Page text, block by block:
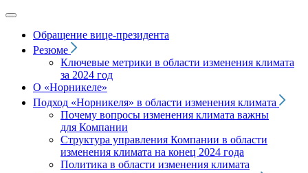
Обращение вице‑президента
Резюме
Ключевые метрики в области изменения климата
за 2024 год
О «Норникеле»
Подход «Норникеля» в области изменения климата
Почему вопросы изменения климата важны
для Компании
Структура управления Компании в области
изменения климата на конец 2024 года
Политика в области изменения климата